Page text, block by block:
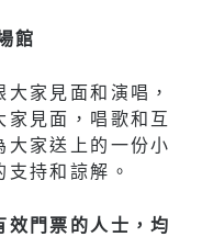
館
家見面和演唱，
家見面，唱歌和互
大家送上的一份小
持和諒解。
效門票的人士，均